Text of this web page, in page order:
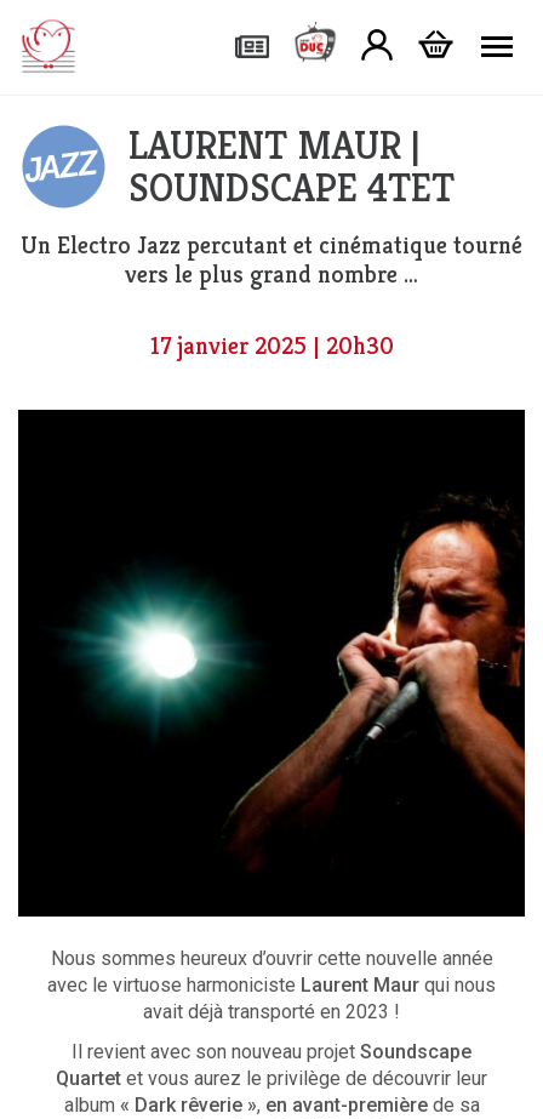
LAURENT MAUR |
SOUNDSCAPE 4TET
Un Electro Jazz percutant et cinématique tourné
vers le plus grand nombre …
17 janvier 2025 | 20h30
Nous sommes heureux d’ouvrir cette nouvelle année
avec le virtuose harmoniciste Laurent Maur qui nous
avait déjà transporté en 2023 !
Il revient avec son nouveau projet Soundscape
Quartet et vous aurez le privilège de découvrir leur
album « Dark rêverie », en avant-première de sa